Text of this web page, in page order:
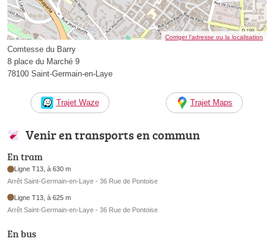
Corriger l’adresse ou la localisation
Comtesse du Barry
8 place du Marché 9
78100 Saint-Germain-en-Laye
Trajet Waze Trajet Maps
Venir en transports en commun
En tram
Ligne T13, à 630 m
Arrêt Saint-Germain-en-Laye - 36 Rue de Pontoise
Ligne T13, à 625 m
Arrêt Saint-Germain-en-Laye - 36 Rue de Pontoise
En bus